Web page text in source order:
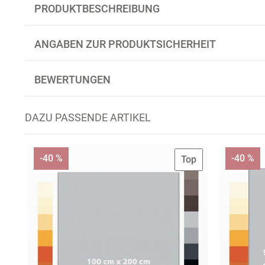
PRODUKTBESCHREIBUNG
ANGABEN ZUR PRODUKTSICHERHEIT
BEWERTUNGEN
DAZU PASSENDE ARTIKEL
Top
-40 % -40 %